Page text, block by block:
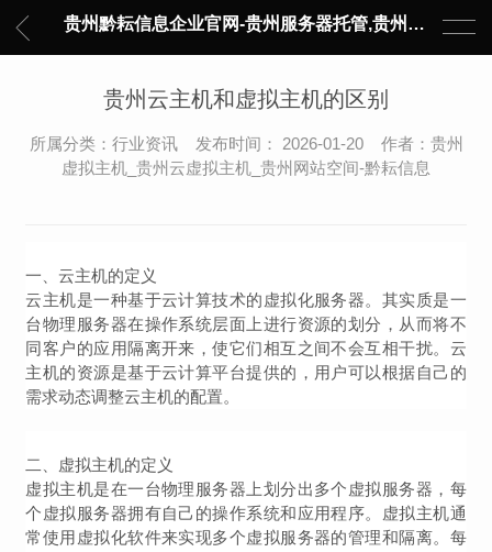
贵州黔耘信息企业官网-贵州服务器托管,贵州主机托管,云服务器托管,数据中心托管,网络设备托管,服务器租用,托管服务提供商,服务器管理-黔耘信息 贵州数据中心机柜租用-专业贵州IDC托管服务器维修
贵州云主机和虚拟主机的区别
所属分类：行业资讯 发布时间： 2026-01-20 作者：贵州
虚拟主机_贵州云虚拟主机_贵州网站空间-黔耘信息
一、云主机的定义
云主机是一种基于云计算技术的虚拟化服务器。其实质是一
台物理服务器在操作系统层面上进行资源的划分，从而将不
同客户的应用隔离开来，使它们相互之间不会互相干扰。云
主机的资源是基于云计算平台提供的，用户可以根据自己的
需求动态调整云主机的配置。
二、虚拟主机的定义
虚拟主机是在一台物理服务器上划分出多个虚拟服务器，每
个虚拟服务器拥有自己的操作系统和应用程序。虚拟主机通
常使用虚拟化软件来实现多个虚拟服务器的管理和隔离。每